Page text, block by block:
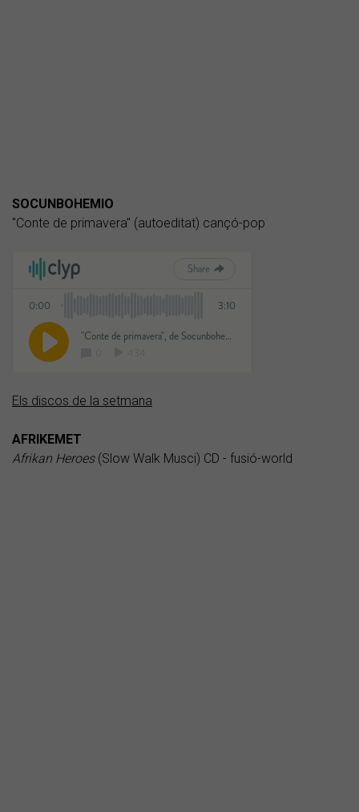
SOCUNBOHEMIO
"Conte de primavera" (autoeditat) cançó-pop
Els discos de la setmana
AFRIKEMET
Afrikan Heroes(Slow Walk Musci) CD - fusió-world